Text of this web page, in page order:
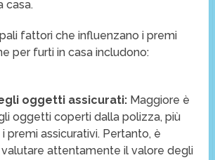
casa.
fattori che influenzano i premi
per furti in casa includono:
oggetti assicurati:Maggiore è
oggetti coperti dalla polizza, più
premi assicurativi. Pertanto, è
attentamente il valore degli